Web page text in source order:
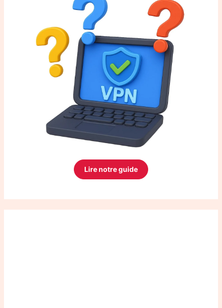
Lire notre guide